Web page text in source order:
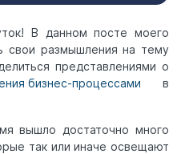
В данном посте моего
свои размышления на тему
представлениями о
бизнес-процессами в
вышло достаточно много
так или иначе освещают